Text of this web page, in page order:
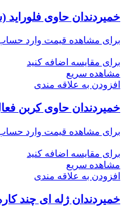
خمیردندان حاوی فلوراید
برای مشاهده قیمت وارد
برای مقایسه اضافه کنید
مشاهده سریع
افزودن به علاقه مندی
خمیردندان حاوی کربن
برای مشاهده قیمت وارد
برای مقایسه اضافه کنید
مشاهده سریع
افزودن به علاقه مندی
خمیردندان ژله ای چند